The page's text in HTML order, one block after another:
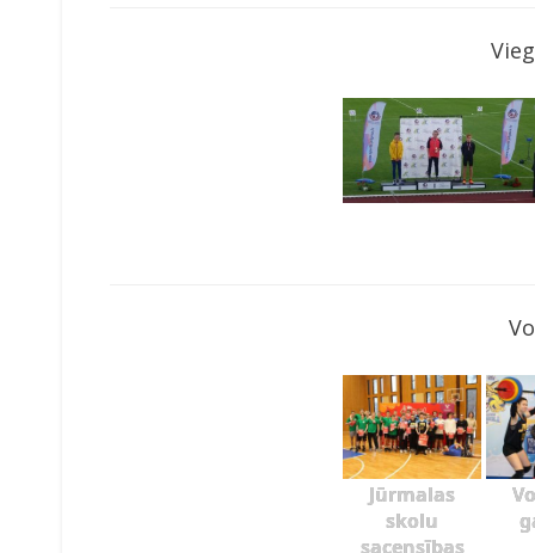
Jūrmalas
skolu
sacensības